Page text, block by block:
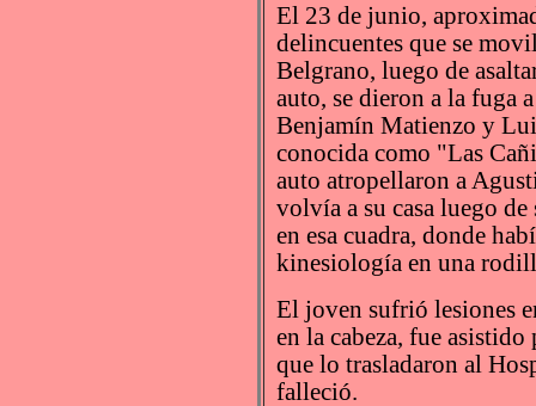
El 23 de junio,
delincuentes que se
Belgrano, luego de
auto, se dieron a la fuga
Benjamín Matienzo y
conocida como "Las
auto atropellaron a
volvía a su casa luego
en esa cuadra, donde
kinesiología en una
El joven sufrió lesiones
en la cabeza, fue
que lo trasladaron al
falleció.